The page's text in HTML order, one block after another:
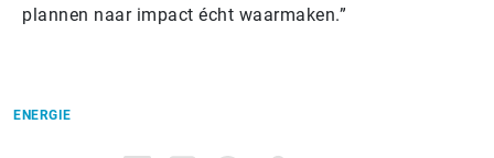
plannen naar impact écht waarmaken.”
ENERGIE